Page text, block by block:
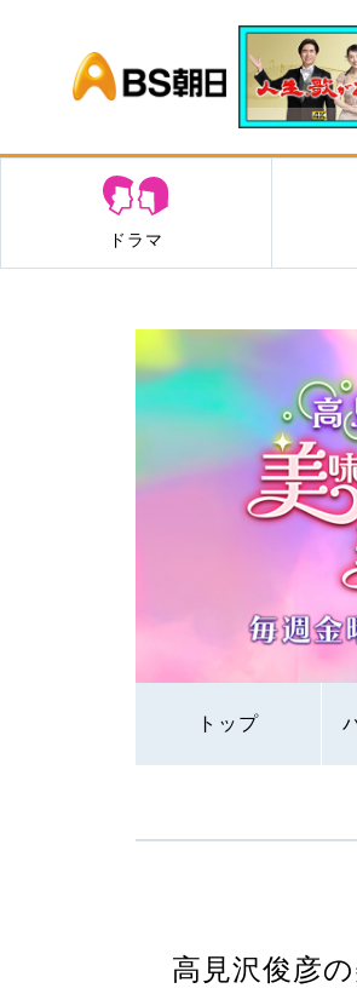
BS朝日
ドラマ
トップ
高見沢俊彦